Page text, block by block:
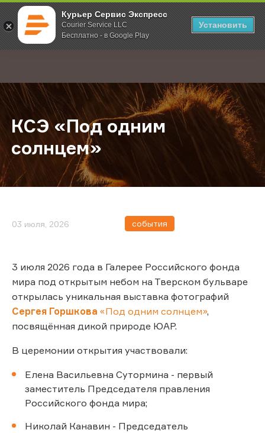
Курьер Сервис Экспресс
Courier Service LLC
Бесплатно - в Google Play
Установить
; Главная О компании Новости КСЭ «Под одним солнцем»
КСЭ «Под одним
солнцем»
03 июля, 2026 события
3 июля 2026 года в Галерее Российского фонда
мира под открытым небом на Тверском бульваре
открылась уникальная выставка фотографий
Сергея Горшкова «Под одним солнцем»,
посвящённая дикой природе ЮАР.
В церемонии открытия участвовали:
Елена Васильевна Сутормина - первый
заместитель Председателя правления
Российского фонда мира;
Николай Канавин - Председатель